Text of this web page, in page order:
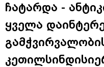
ჩატარდა -
ყველა